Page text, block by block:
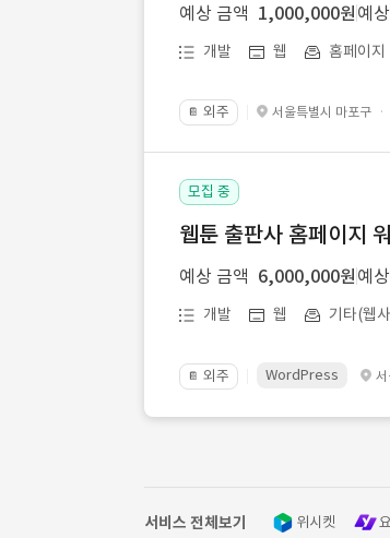
예상 금액 1,000,000원 예
개발 웹 홈페이
📔 외주 서울특별시 마포구
모집 중
웹툰 출판사 홈페이지
예상 금액 6,000,000원 예
개발 웹 기타(웹
📔 외주 WordPress
서비스 전체보기 위시켓